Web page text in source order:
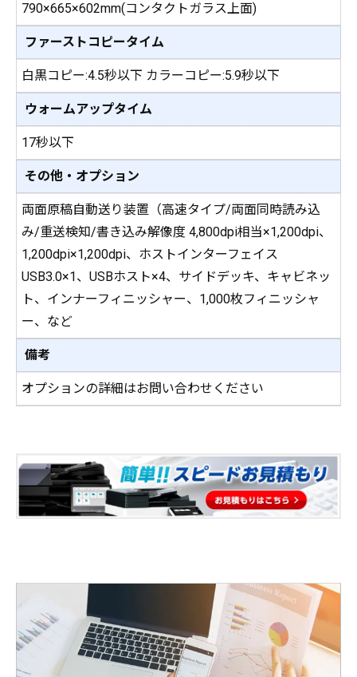
790×665×602mm(コンタクトガラス上面)
ファーストコピータイム
白黒コピー:4.5秒以下 カラーコピー:5.9秒以下
ウォームアップタイム
17秒以下
その他・オプション
両面原稿自動送り装置（高速タイプ/両面同時読み込
み/重送検知/書き込み解像度 4,800dpi相当×1,200dpi、
1,200dpi×1,200dpi、ホストインターフェイス
USB3.0×1、USBホスト×4、サイドデッキ、キャビネッ
ト、インナーフィニッシャー、1,000枚フィニッシャ
ー、など
備考
オプションの詳細はお問い合わせください